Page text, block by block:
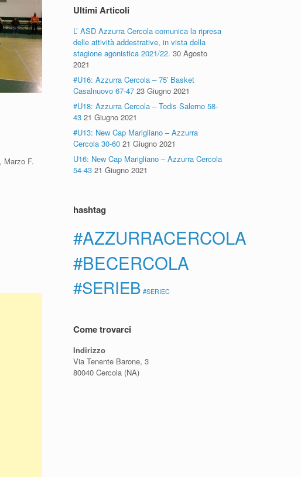
Marzo F.
Ultimi Articoli
L’ ASD Azzurra Cercola comunica la ripresa
delle attività addestrative, in vista della
stagione agonistica 2021/22. 30 Agosto
2021
#U16: Azzurra Cercola – 75′ Basket
Casalnuovo 67-47 23 Giugno 2021
#U18: Azzurra Cercola – Todis Salerno 58-
43 21 Giugno 2021
#U13: New Cap Marigliano – Azzurra
Cercola 30-60 21 Giugno 2021
U16: New Cap Marigliano – Azzurra Cercola
54-43 21 Giugno 2021
hashtag
#AZZURRACERCOLA
#BECERCOLA
#SERIEB #SERIEC
Come trovarci
Indirizzo
Via Tenente Barone, 3
80040 Cercola (NA)